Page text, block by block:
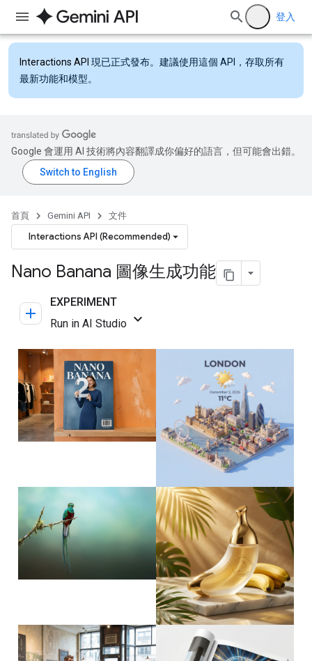
登入
Interactions API 現已正式發布。建議使用這個 API，存取所有
最新功能和模型。
Google 會運用 AI 技術將內容翻譯成你偏好的語言，但可能會出錯。
首頁 Gemini API 文件
Interactions API (Recommended)
Nano Banana 圖像生成功能